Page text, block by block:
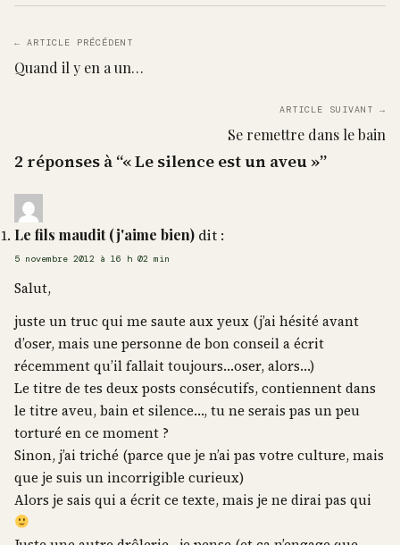
← ARTICLE PRÉCÉDENT
Quand il y en a un…
ARTICLE SUIVANT →
Se remettre dans le bain
2 réponses à “« Le silence est un aveu »”
Le fils maudit (j'aime bien) dit :
5 novembre 2012 à 16 h 02 min
Salut,
juste un truc qui me saute aux yeux (j’ai hésité avant
d’oser, mais une personne de bon conseil a écrit
récemment qu’il fallait toujours…oser, alors…)
Le titre de tes deux posts consécutifs, contiennent dans
le titre aveu, bain et silence…, tu ne serais pas un peu
torturé en ce moment ?
Sinon, j’ai triché (parce que je n’ai pas votre culture, mais
que je suis un incorrigible curieux)
Alors je sais qui a écrit ce texte, mais je ne dirai pas qui